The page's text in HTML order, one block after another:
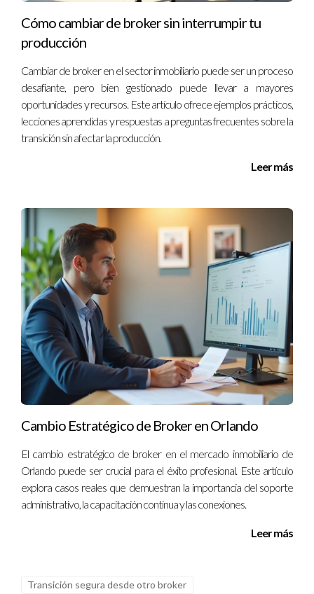
ponerte en contacto conmigo al
(130) 577-6486.
Cómo cambiar de broker sin interrumpir tu
producción
Cambiar de broker en el sector inmobiliario puede ser un proceso
desafiante, pero bien gestionado puede llevar a mayores
oportunidades y recursos. Este artículo ofrece ejemplos prácticos,
lecciones aprendidas y respuestas a preguntas frecuentes sobre la
transición sin afectar la producción.
Leer más
Cambio Estratégico de Broker en Orlando
El cambio estratégico de broker en el mercado inmobiliario de
Orlando puede ser crucial para el éxito profesional. Este artículo
explora casos reales que demuestran la importancia del soporte
administrativo, la capacitación continua y las conexiones.
Leer más
Transición segura desde otro broker